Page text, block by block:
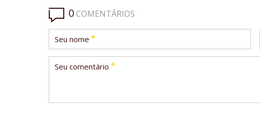
0COMENTÁRIOS
Seu nome *
Seu comentário *